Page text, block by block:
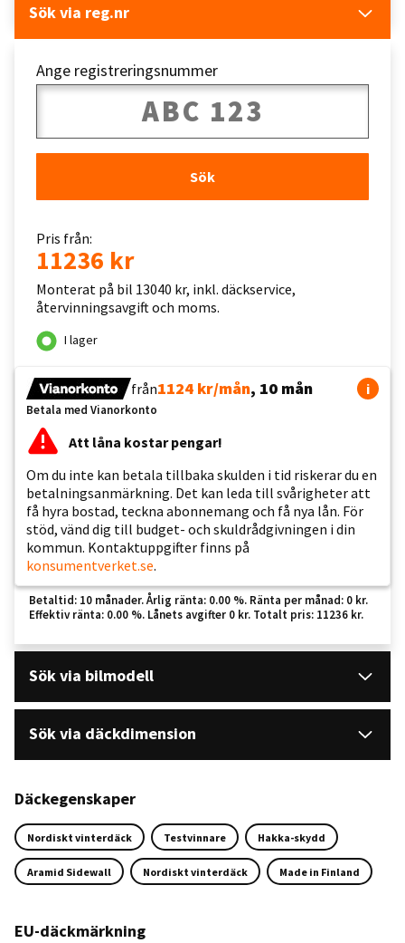
Sök via reg.nr
Ange registreringsnummer
Sök
Pris från:
11236 kr
Monterat på bil 13040 kr, inkl. däckservice,
återvinningsavgift och moms.
I lager
från1124 kr/mån, 10 mån i
Betala med Vianorkonto
Att låna kostar pengar!
Om du inte kan betala tillbaka skulden i tid riskerar du en
betalningsanmärkning. Det kan leda till svårigheter att
få hyra bostad, teckna abonnemang och få nya lån. För
stöd, vänd dig till budget- och skuldrådgivningen i din
kommun. Kontaktuppgifter finns på
konsumentverket.se.
Betaltid: 10 månader. Årlig ränta: 0.00 %. Ränta per månad: 0 kr.
Effektiv ränta: 0.00 %. Lånets avgifter 0 kr. Totalt pris: 11236 kr.
Sök via bilmodell
Sök via däckdimension
Däckegenskaper
Nordiskt vinterdäck Testvinnare Hakka-skydd
Aramid Sidewall Nordiskt vinterdäck Made in Finland
EU-däckmärkning